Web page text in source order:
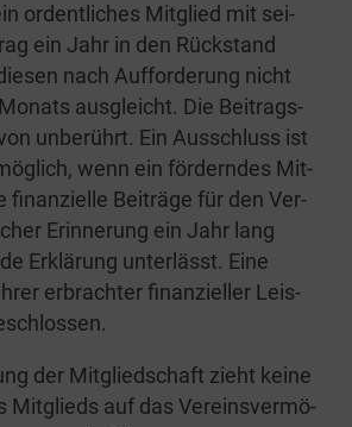
ordent­li­ches Mit­glied mit sei­
ein Jahr in den Rück­stand
nach Auf­for­de­rung nicht
aus­gleicht. Die Bei­trags­
unbe­rührt. Ein Aus­schluss ist
wenn ein för­dern­des Mit­
finan­zi­el­le Bei­trä­ge für den Ver­
Erin­ne­rung ein Jahr lang
Erklä­rung unter­lässt. Eine
erbrach­ter finan­zi­el­ler Leis­
der Mit­glied­schaft zieht kei­ne
Mit­glieds auf das Ver­eins­ver­mö­